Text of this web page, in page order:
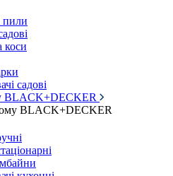
пили
коси
садові
BLACK+DECKER
BLACK+DECKER